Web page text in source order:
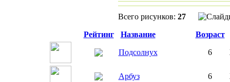
Всего рисунков:27
Рейтинг Название Возраст
Подсолнух 6
Арбуз 6